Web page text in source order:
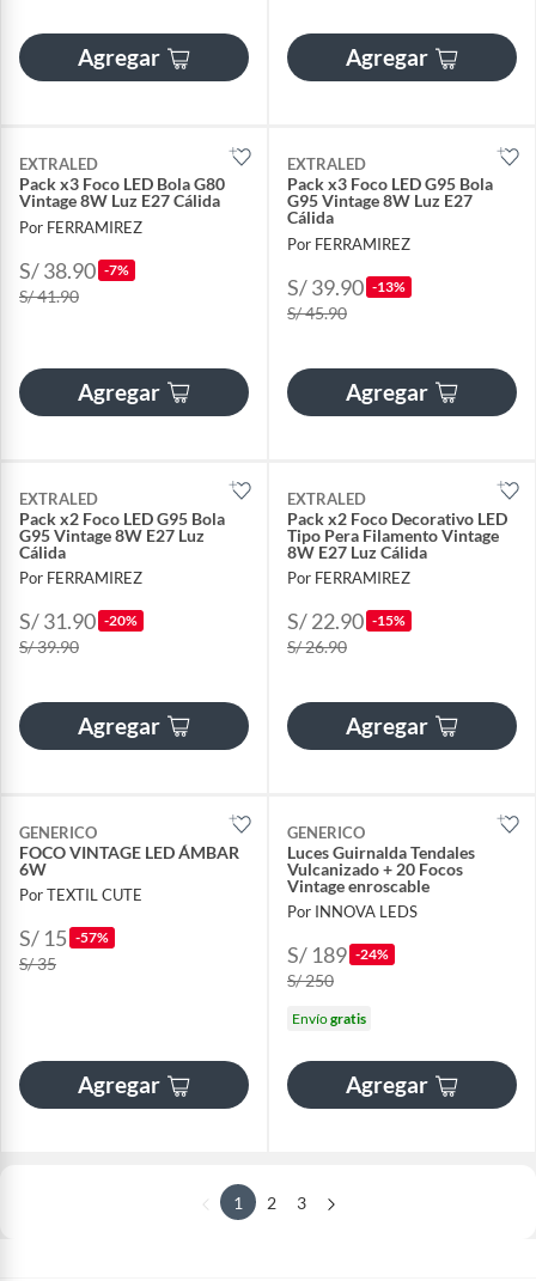
Agregar Agregar
EXTRALED
Pack x3 Foco LED Bola G80
Vintage 8W Luz E27 Cálida
Por FERRAMIREZ
S/ 38.90 -7%
S/ 41.90
Agregar
EXTRALED
Pack x3 Foco LED G95 Bola
G95 Vintage 8W Luz E27
Cálida
Por FERRAMIREZ
S/ 39.90 -13%
S/ 45.90
Agregar
EXTRALED
Pack x2 Foco LED G95 Bola
G95 Vintage 8W E27 Luz
Cálida
Por FERRAMIREZ
S/ 31.90 -20%
S/ 39.90
Agregar
EXTRALED
Pack x2 Foco Decorativo LED
Tipo Pera Filamento Vintage
8W E27 Luz Cálida
Por FERRAMIREZ
S/ 22.90 -15%
S/ 26.90
Agregar
GENERICO
FOCO VINTAGE LED ÁMBAR
6W
Por TEXTIL CUTE
S/ 15 -57%
S/ 35
Agregar
GENERICO
Luces Guirnalda Tendales
Vulcanizado + 20 Focos
Vintage enroscable
Por INNOVA LEDS
S/ 189 -24%
S/ 250
Envíogratis
Agregar
1 2 3